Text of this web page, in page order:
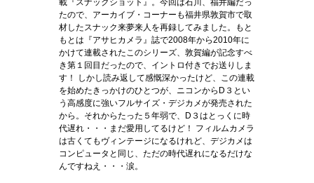
載『スナックショット』。今回は石川、福井編だっ
たので、アーカイブ・コーナーも福井県敦賀市で取
材したスナック来夢来人を再録してみました。もと
もとは『アサヒカメラ』誌で2008年から2010年に
かけて連載されたこのシリーズ、敦賀編が記念すべ
き第１回目だったので、イントロ付きでお送りしま
す！ しかし読み返して感慨深かったけど、この連載
を始めたきっかけのひとつが、ニコンからD３とい
う高感度に強いフルサイズ・デジカメが発売された
から。それからたった５年弱で、D３はとっくに時
代遅れ・・・まだ愛用してるけど！ フィルムカメラ
は古くてもヴィンテージになるけれど、デジカメは
コンピュータと同じ、ただの時代遅れになるだけな
んですねえ・・・涙。